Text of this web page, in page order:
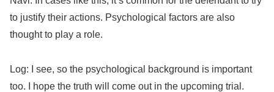
to justify their actions. Psychological factors are also
thought to play a role.
Log: I see, so the psychological background is important
too. I hope the truth will come out in the upcoming trial.